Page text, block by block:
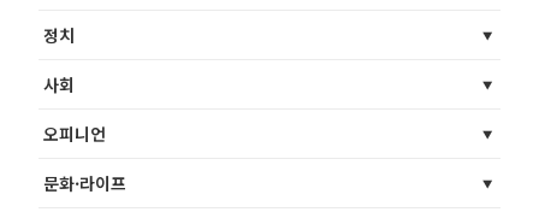
정치
사회
오피니언
문화·라이프